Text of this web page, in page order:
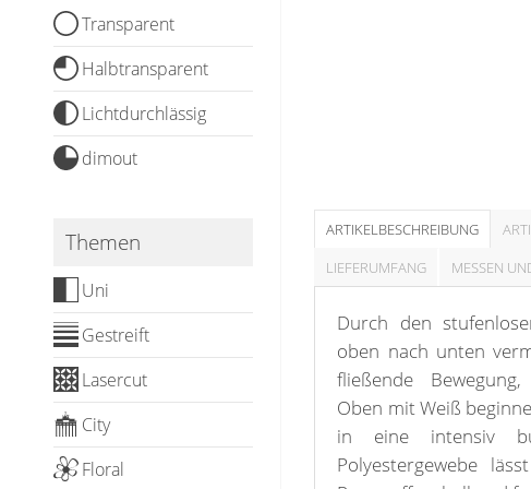
Schlaufenschals
Vorhangschals
Ösenschals
Fliegengitter
Kissen
Tischdecke
Fensterbilder
Stoffe
Panneaux
Transparent
Halbtransparent
Lichtdurchlässig
dimout
Themen
Uni
Gestreift
Lasercut
City
Floral
ARTIKELBESCHREIBUNG
LIEFERUMFANG
MESSEN
Durch den
oben nach unten
fließende
Oben mit Weiß
in eine intensiv
Polyestergewebe